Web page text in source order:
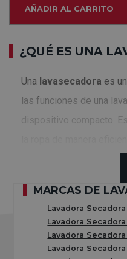
AÑADIR AL CARRITO
¿QUÉ ES UNA
Una lavasecadora es
las funciones de una
dispositivo compacto.
ideal para quienes
Además de optimizar el
pueden resultar más
de adquirir dos
MARCAS DE
Lavadora
Lavadora
Lavadora
Lavadora